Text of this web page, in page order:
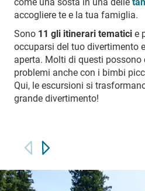
accogliere te e la tua famiglia.
Sono 11 gli itinerari tematici e
occuparsi del tuo divertimento
aperta. Molti di questi possono
problemi anche con i bimbi
Qui, le escursioni si
grande divertimento!